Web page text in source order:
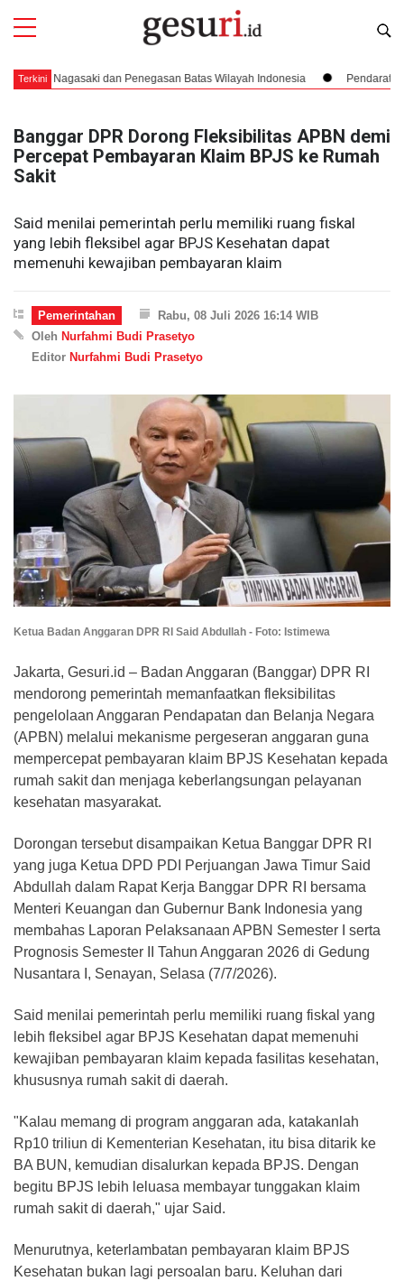
Terkini
Nagasaki dan Penegasan Batas Wilayah Indonesia Pendaratan yang
Banggar DPR Dorong Fleksibilitas APBN demi
Percepat Pembayaran Klaim BPJS ke Rumah
Sakit
Said menilai pemerintah perlu memiliki ruang fiskal
yang lebih fleksibel agar BPJS Kesehatan dapat
memenuhi kewajiban pembayaran klaim
Pemerintahan
Rabu, 08 Juli 2026 16:14 WIB
Oleh Nurfahmi Budi Prasetyo
Editor Nurfahmi Budi Prasetyo
Ketua Badan Anggaran DPR RI Said Abdullah - Foto: Istimewa
Jakarta, Gesuri.id – Badan Anggaran (Banggar) DPR RI
mendorong pemerintah memanfaatkan fleksibilitas
pengelolaan Anggaran Pendapatan dan Belanja Negara
(APBN) melalui mekanisme pergeseran anggaran guna
mempercepat pembayaran klaim BPJS Kesehatan kepada
rumah sakit dan menjaga keberlangsungan pelayanan
kesehatan masyarakat.
Dorongan tersebut disampaikan Ketua Banggar DPR RI
yang juga Ketua DPD PDI Perjuangan Jawa Timur Said
Abdullah dalam Rapat Kerja Banggar DPR RI bersama
Menteri Keuangan dan Gubernur Bank Indonesia yang
membahas Laporan Pelaksanaan APBN Semester I serta
Prognosis Semester II Tahun Anggaran 2026 di Gedung
Nusantara I, Senayan, Selasa (7/7/2026).
Said menilai pemerintah perlu memiliki ruang fiskal yang
lebih fleksibel agar BPJS Kesehatan dapat memenuhi
kewajiban pembayaran klaim kepada fasilitas kesehatan,
khususnya rumah sakit di daerah.
"Kalau memang di program anggaran ada, katakanlah
Rp10 triliun di Kementerian Kesehatan, itu bisa ditarik ke
BA BUN, kemudian disalurkan kepada BPJS. Dengan
begitu BPJS lebih leluasa membayar tunggakan klaim
rumah sakit di daerah," ujar Said.
Menurutnya, keterlambatan pembayaran klaim BPJS
Kesehatan bukan lagi persoalan baru. Keluhan dari